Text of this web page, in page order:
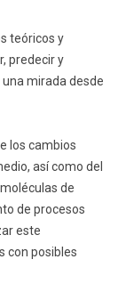
teóricos y
predecir y
mirada desde
los cambios
así como del
de
de procesos
este
con posibles